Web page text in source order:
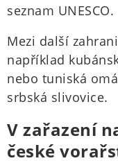
seznam UNESCO.
Mezi další
například
nebo tuniská
srbská slivovice.
V zařazení
české